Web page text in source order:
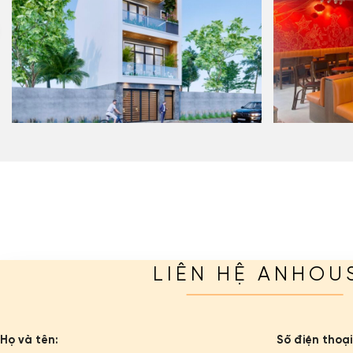
LIÊN HỆ
Họ và tên: Số điện